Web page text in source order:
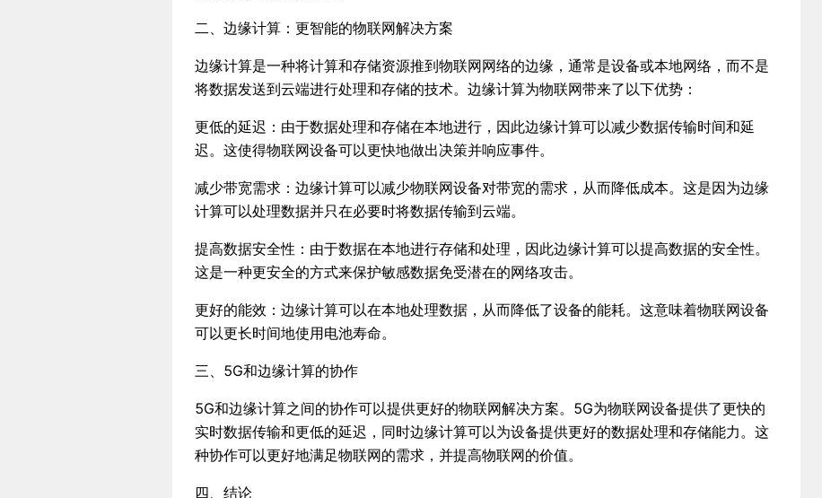
二、边缘计算：更智能的物联网解决方案
边缘计算是一种将计算和存储资源推到物联网网络的边缘，通常是设备或本地网络，而不是
将数据发送到云端进行处理和存储的技术。边缘计算为物联网带来了以下优势：
更低的延迟：由于数据处理和存储在本地进行，因此边缘计算可以减少数据传输时间和延
迟。这使得物联网设备可以更快地做出决策并响应事件。
减少带宽需求：边缘计算可以减少物联网设备对带宽的需求，从而降低成本。这是因为边缘
计算可以处理数据并只在必要时将数据传输到云端。
提高数据安全性：由于数据在本地进行存储和处理，因此边缘计算可以提高数据的安全性。
这是一种更安全的方式来保护敏感数据免受潜在的网络攻击。
更好的能效：边缘计算可以在本地处理数据，从而降低了设备的能耗。这意味着物联网设备
可以更长时间地使用电池寿命。
三、5G和边缘计算的协作
5G和边缘计算之间的协作可以提供更好的物联网解决方案。5G为物联网设备提供了更快的
实时数据传输和更低的延迟，同时边缘计算可以为设备提供更好的数据处理和存储能力。这
种协作可以更好地满足物联网的需求，并提高物联网的价值。
四、结论